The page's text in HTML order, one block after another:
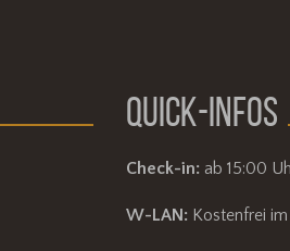
QUICK-INFOS
Check-in: ab 15:00
W-LAN: Kostenfrei